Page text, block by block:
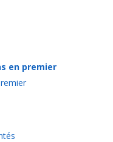
en premier